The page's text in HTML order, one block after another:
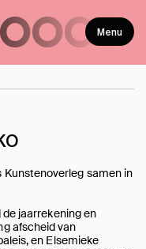
Menu
samen in
jaarrekening en
afscheid van
en Elsemieke